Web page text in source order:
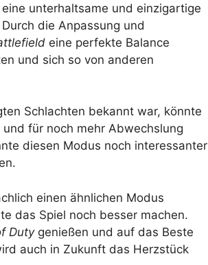
unterhaltsame und einzigartige
die Anpassung und
eine perfekte Balance
und sich so von anderen
Schlachten bekannt war, könnte
für noch mehr Abwechslung
diesen Modus noch interessanter
einen ähnlichen Modus
das Spiel noch besser machen.
Dutygenießen und auf das Beste
auch in Zukunft das Herzstück